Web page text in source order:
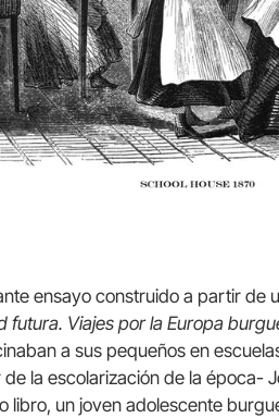
ensayo construido a partir de
futura. Viajes por la Europa
a sus pequeños en
la escolarización de la época-
libro, un joven adolescente